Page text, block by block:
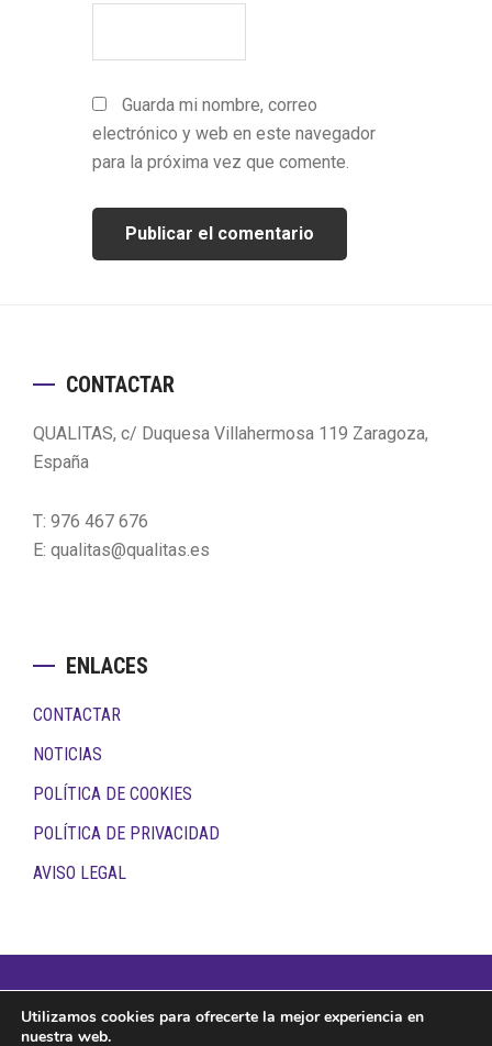
Guarda mi nombre, correo
electrónico y web en este navegador
para la próxima vez que comente.
FooterCONTACTAR
QUALITAS, c/ Duquesa Villahermosa 119 Zaragoza,
España
T: 976 467 676
E: qualitas@qualitas.es
ENLACES
CONTACTAR
NOTICIAS
POLÍTICA DE COOKIES
POLÍTICA DE PRIVACIDAD
AVISO LEGAL
Copyright © 2026 · Todos los derechos reservados ·
Utilizamos cookies para ofrecerte la mejor experiencia en
nuestra web.